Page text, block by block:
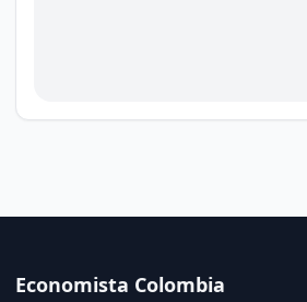
Economista Colombia